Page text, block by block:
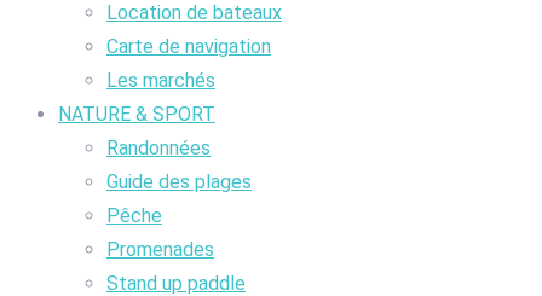
Location de bateaux
Carte de navigation
Les marchés
NATURE & SPORT
Randonnées
Guide des plages
Pêche
Promenades
Stand up paddle